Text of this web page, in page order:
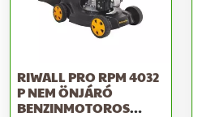
RIWALL PRO RPM 4032
P NEM ÖNJÁRÓ
BENZINMOTOROS